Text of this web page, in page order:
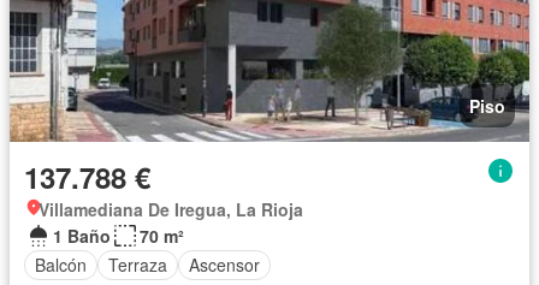
Piso
137.788 €
Villamediana De Iregua, La Rioja
1 Baño
70 m²
Balcón
Terraza Ascensor